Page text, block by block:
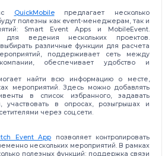
QuickMobileпредлагает несколько
полезны как event-менеджерам, так и
Smart Event Apps и MobileEvent.
для ведения нескольких проектов.
различные функции для расчета
поддерживает сеть между
компании, обеспечивает удобство и
найти всю информацию о месте,
мероприятий. Здесь можно добавлять
в список избранного, задавать
участвовать в опросах, розыгрышах и
через соц.сети.
Event App позволяет контролировать
нескольких мероприятий. В рамках
полезных функций: поддержка связи